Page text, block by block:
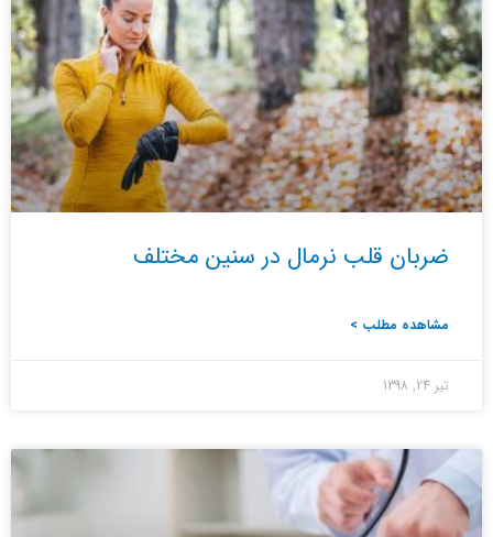
ضربان قلب نرمال در سنین مختلف
مشاهده مطلب >
تیر 24, 1398